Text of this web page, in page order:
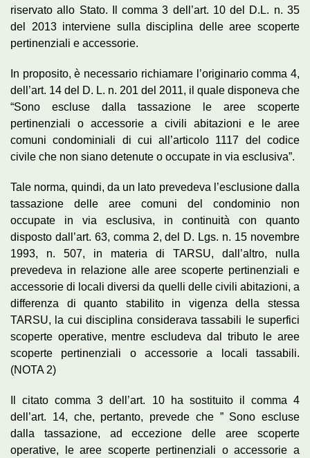
riservato allo Stato. Il comma 3 dell’art. 10 del D.L. n. 35
del 2013 interviene sulla disciplina delle aree scoperte
pertinenziali e accessorie.
In proposito, è necessario richiamare l’originario comma 4,
dell’art. 14 del D. L. n. 201 del 2011, il quale disponeva che
“Sono escluse dalla tassazione le aree scoperte
pertinenziali o accessorie a civili abitazioni e le aree
comuni condominiali di cui all’articolo 1117 del codice
civile che non siano detenute o occupate in via esclusiva”.
Tale norma, quindi, da un lato prevedeva l’esclusione dalla
tassazione delle aree comuni del condominio non
occupate in via esclusiva, in continuità con quanto
disposto dall’art. 63, comma 2, del D. Lgs. n. 15 novembre
1993, n. 507, in materia di TARSU, dall’altro, nulla
prevedeva in relazione alle aree scoperte pertinenziali e
accessorie di locali diversi da quelli delle civili abitazioni, a
differenza di quanto stabilito in vigenza della stessa
TARSU, la cui disciplina considerava tassabili le superfici
scoperte operative, mentre escludeva dal tributo le aree
scoperte pertinenziali o accessorie a locali tassabili.
(NOTA 2)
Il citato comma 3 dell’art. 10 ha sostituito il comma 4
dell’art. 14, che, pertanto, prevede che ” Sono escluse
dalla tassazione, ad eccezione delle aree scoperte
operative, le aree scoperte pertinenziali o accessorie a